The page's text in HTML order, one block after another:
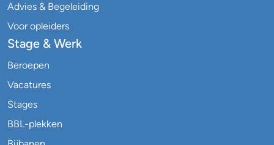
Advies & Begeleiding
Voor opleiders
Stage & Werk
Beroepen
Vacatures
Stages
BBL-plekken